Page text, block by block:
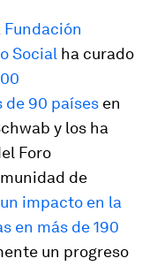
Fundación
Social ha curado
de 90 países en
y los ha
Foro
de
impacto en la
en más de 190
un progreso